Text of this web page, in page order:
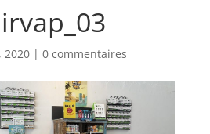
2020| 0 commentaires